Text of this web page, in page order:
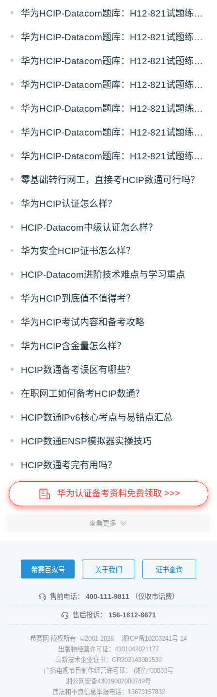
华为HCIP-Datacom题库：H12-821试题练习（7）
华为HCIP-Datacom题库：H12-821试题练习（6）
华为HCIP-Datacom题库：H12-821试题练习（5）
华为HCIP-Datacom题库：H12-821试题练习（4）
华为HCIP-Datacom题库：H12-821试题练习（3）
华为HCIP-Datacom题库：H12-821试题练习（2）
华为HCIP-Datacom题库：H12-821试题练习（1）
零基础转行网工，直接考HCIP数通可行吗？
华为HCIP认证怎么样？
HCIP-Datacom中级认证怎么样？
华为安全HCIP证书怎么样？
HCIP-Datacom进阶技术难点与学习重点
华为HCIP到底值不值得考？
华为HCIP考试内容和备考攻略
华为HCIP含金量怎么样？
HCIP数通备考误区有哪些？
在职网工如何备考HCIP数通？
HCIP数通IPv6核心考点与易错点汇总
HCIP数通ENSP模拟器实操技巧
HCIP数通考完有用吗？
华为认证备考资料免费领取 >>>
查看更多
希赛百家号 关于我们 证书查询
售前电话： 400-111-9811 （仅收市话费）
售后投诉： 156-1612-8671
希赛网 版权所有 ©2001-2026 湘ICP备10203241号-14
出版物经营许可证：4301042021177
高新技术企业证书：GR202143001539
广播电视节目制作经营许可证： (湘)字00833号
湘公网安备43019002000749号
违法和不良信息举报电话：15673157832